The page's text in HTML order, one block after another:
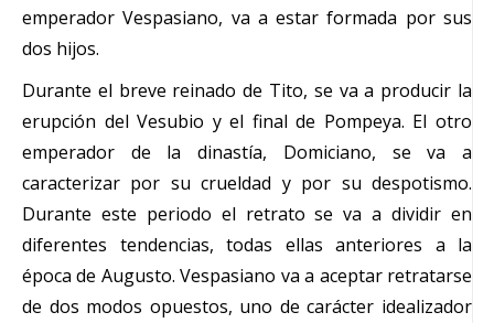
emperador Vespasiano, va a estar formada por sus
dos hijos.
Durante el breve reinado de Tito, se va a producir la
erupción del Vesubio y el final de Pompeya. El otro
emperador de la dinastía, Domiciano, se va a
caracterizar por su crueldad y por su despotismo.
Durante este periodo el retrato se va a dividir en
diferentes tendencias, todas ellas anteriores a la
época de Augusto. Vespasiano va a aceptar retratarse
de dos modos opuestos, uno de carácter idealizador